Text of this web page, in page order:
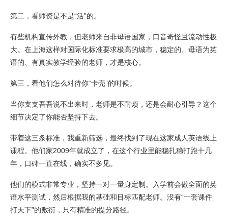
第二，看师资是不是“活”的。
有些机构宣传外教，但老师来自非母语国家，口音奇怪且流动性极
大。在上海这样对国际化标准要求极高的城市，稳定的、母语为英
语的、有真实教学经验的老师，才是核心。
第三，看他们怎么对待你“卡壳”的时候。
当你支支吾吾说不出来时，老师是不耐烦，还是会耐心引导？这个
细节决定了你能否坚持下去。
带着这三条标准，我重新筛选，最终找到了现在这家成人英语线上
课程。他们家2009年就成立了，在这个行业里能稳扎稳打跑十几
年，口碑一直在线，确实不多见。
他们的模式非常专业，坚持一对一量身定制。入学前会做全面的英
语水平测试，然后根据我的基础和目标匹配老师。没有“一套课件
打天下”的敷衍，只有精准的提分路径。